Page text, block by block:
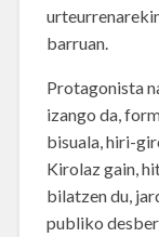
barruan.
Protagonista
izango da,
bisuala, hiri-
Kirolaz gain,
bilatzen du,
publiko